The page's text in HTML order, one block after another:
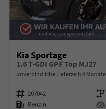
Kia Sportage
1.6 T-GDI GPF Top MJ27
unverbindliche Lieferzeit: 4 Monate
Fahrzeugnummer 207042 Getriebe
Kraftstoff Benzin Leistung